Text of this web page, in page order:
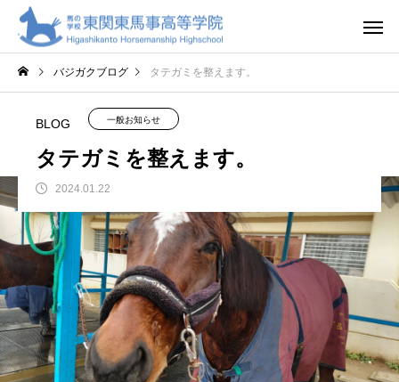
バジガクブログ タテガミを整えます。
BLOG 一般お知らせ
タテガミを整えます。
2024.01.22